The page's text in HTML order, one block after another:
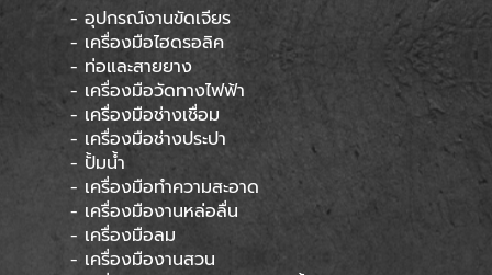
- อุปกรณ์งานขัดเจียร
- เครื่องมือไฮดรอลิค
- ท่อและสายยาง
- เครื่องมือวัดทางไฟฟ้า
- เครื่องมือช่างเชื่อม
- เครื่องมือช่างประปา
- ปั้มน้ำ
- เครื่องมือทำความสะอาด
- เครื่องมืองานหล่อลื่น
- เครื่องมือลม
- เครื่องมืองานสวน